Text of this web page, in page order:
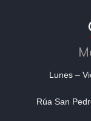
Lunes –
Rúa San